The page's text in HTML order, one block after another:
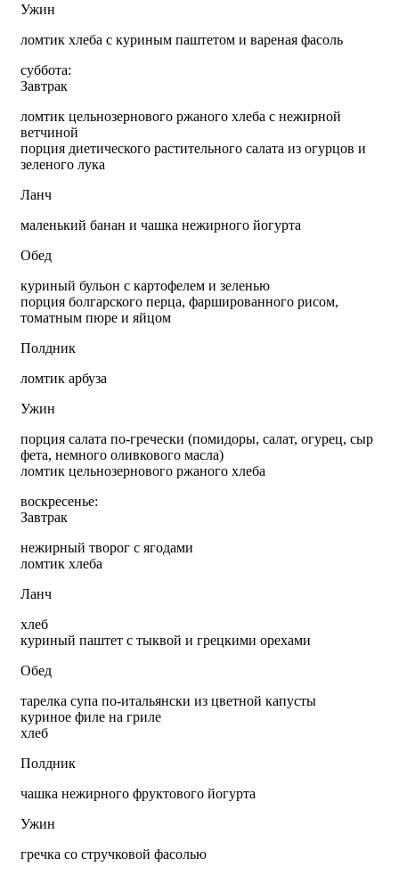
Ужин
ломтик хлеба с куриным паштетом и вареная фасоль
суббота:
Завтрак
ломтик цельнозернового ржаного хлеба с нежирной
ветчиной
порция диетического растительного салата из огурцов и
зеленого лука
Ланч
маленький банан и чашка нежирного йогурта
Обед
куриный бульон с картофелем и зеленью
порция болгарского перца, фаршированного рисом,
томатным пюре и яйцом
Полдник
ломтик арбуза
Ужин
порция салата по-гречески (помидоры, салат, огурец, сыр
фета, немного оливкового масла)
ломтик цельнозернового ржаного хлеба
воскресенье:
Завтрак
нежирный творог с ягодами
ломтик хлеба
Ланч
хлеб
куриный паштет с тыквой и грецкими орехами
Обед
тарелка супа по-итальянски из цветной капусты
куриное филе на гриле
хлеб
Полдник
чашка нежирного фруктового йогурта
Ужин
гречка со стручковой фасолью